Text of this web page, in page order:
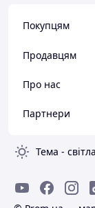
Покупцям
Продавцям
Про нас
Партнери
Тема - світла